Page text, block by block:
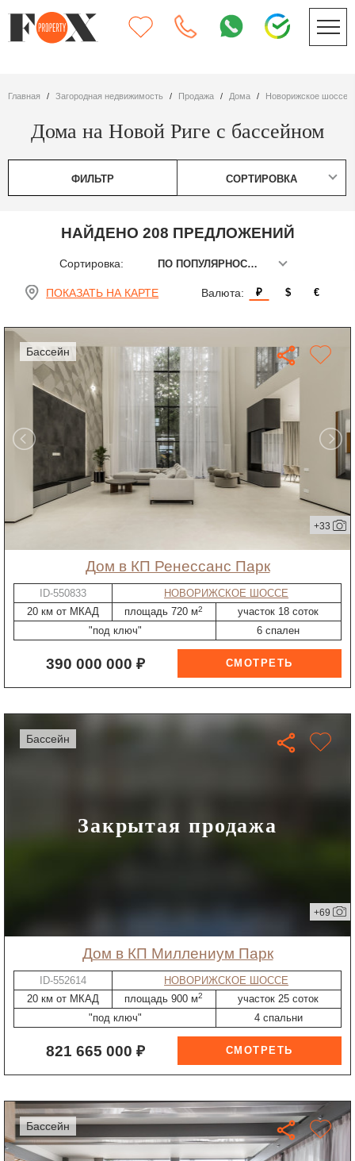
Главная Загородная недвижимость Продажа дома Новорижское шоссе
Дома на Новой Риге с бассейном
ФИЛЬТР СОРТИРОВКА
НАЙДЕНО 208 ПРЕДЛОЖЕНИЙ
Сортировка: ПО ПОПУЛЯРНОСТИ
ПОКАЗАТЬ НА КАРТЕ Валюта: ₽ $ €
бассейн
+33
дом в КП Ренессанс Парк
ID-550833
НОВОРИЖСКОЕ ШОССЕ
20 км от МКАД
площадь 720 м2
участок 18 соток
"под ключ"
6 спален
390 000 000 ₽
бассейн
Закрытая продажа
+69
дом в КП Миллениум Парк
ID-552614
НОВОРИЖСКОЕ ШОССЕ
20 км от МКАД
площадь 900 м2
участок 25 соток
"под ключ"
4 спальни
821 665 000 ₽
бассейн